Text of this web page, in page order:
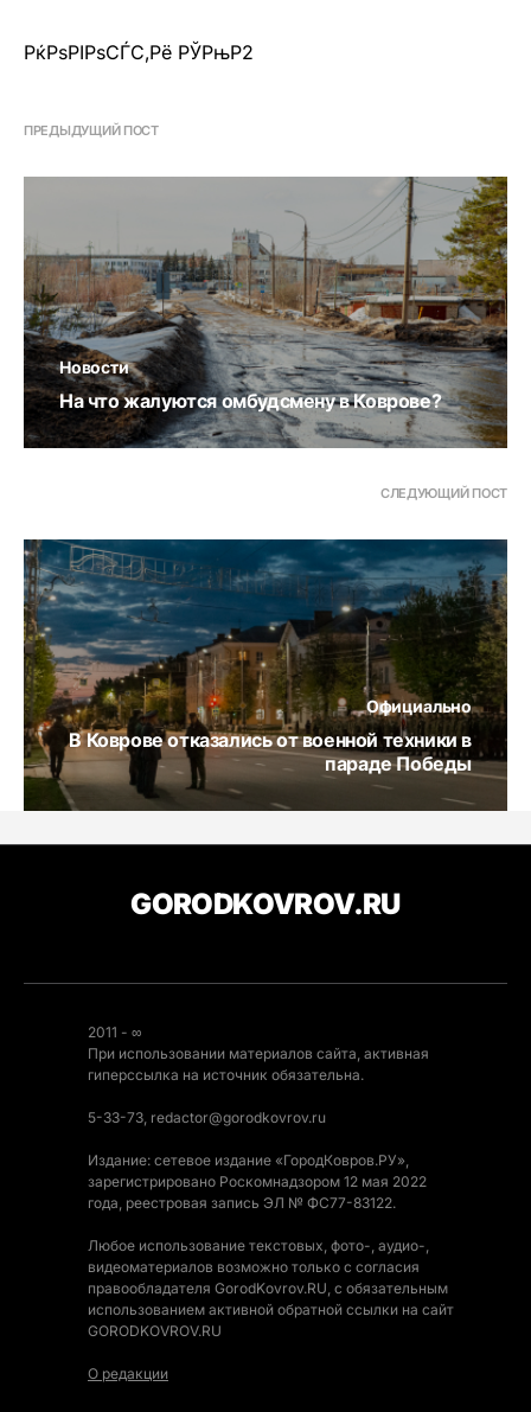
РќРѕРІРѕСЃС‚Рё РЎРњР2
ПРЕДЫДУЩИЙ ПОСТ
Новости
На что жалуются омбудсмену в Коврове?
СЛЕДУЮЩИЙ ПОСТ
Официально
В Коврове отказались от военной техники в
параде Победы
GORODKOVROV.RU
2011 - ∞
При использовании материалов сайта, активная
гиперссылка на источник обязательна.
5-33-73, redactor@gorodkovrov.ru
Издание: сетевое издание «ГородКовров.РУ»,
зарегистрировано Роскомнадзором 12 мая 2022
года, реестровая запись ЭЛ № ФС77-83122.
Любое использование текстовых, фото-, аудио-,
видеоматериалов возможно только с согласия
правообладателя GorodKovrov.RU, с обязательным
использованием активной обратной ссылки на сайт
GORODKOVROV.RU
О редакции